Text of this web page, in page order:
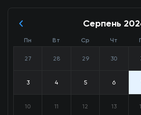
Серпень
Пн Вт Ср Чт
27 28 29 30
3 4 5 6
10 11 12 13